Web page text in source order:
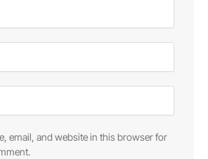
email, and website in this browser for